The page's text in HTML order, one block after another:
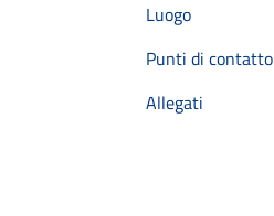
Luogo
Punti di contatto
Allegati